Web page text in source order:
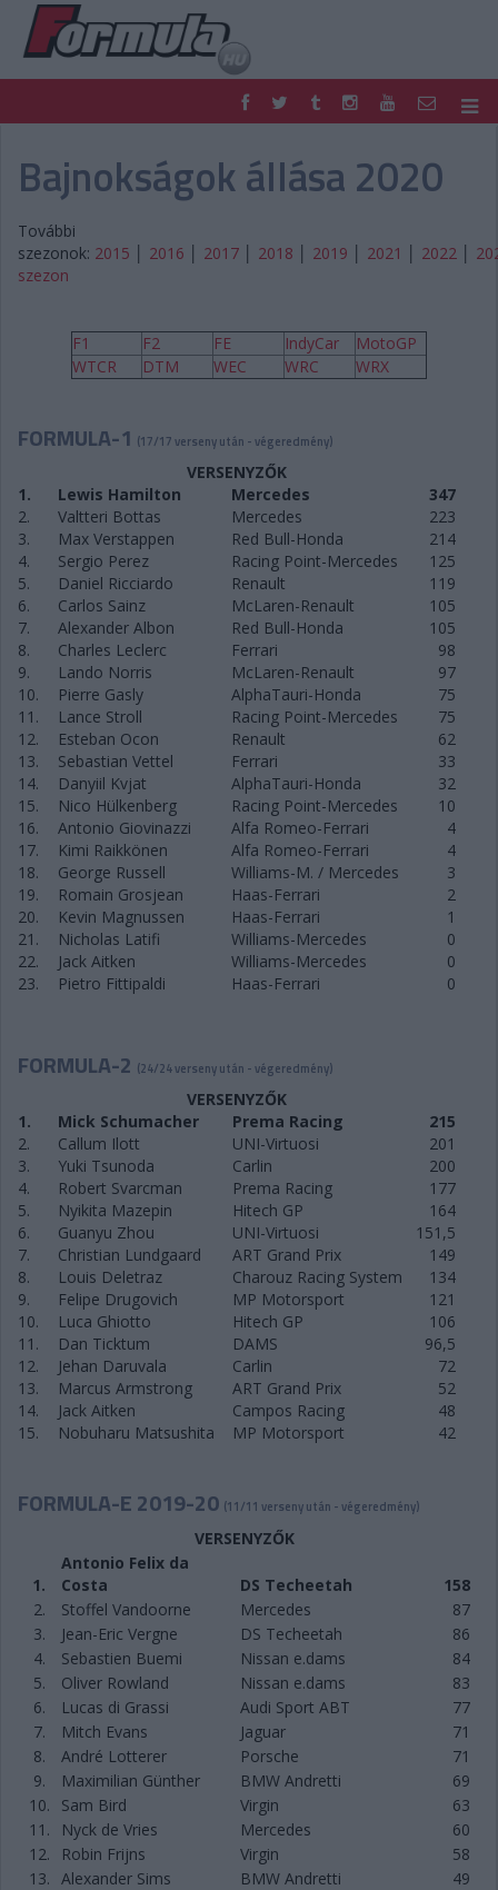
FORMULA
MOTOR
NEMZETKÖZI
RETRO
PODCAST
SHOP
LIVE
VERSENYNAPTÁRAK
Bajnokságok állása 2020
További
szezonok: 2015 2016 2017 2018 2019 2021 2022
szezon
F1 F2 FE IndyCar
MotoGP
WTCR
DTM WEC WRC WRX
FORMULA-1 (17/17 verseny után - végeredmény)
VERSENYZŐK
1.
Lewis Hamilton Mercedes
347
2.
Valtteri Bottas Mercedes
223
3.
Max Verstappen Red Bull-Honda
214
4.
Sergio Perez Racing Point-Mercedes
125
5.
Daniel Ricciardo Renault
119
6.
Carlos Sainz McLaren-Renault
105
7.
Alexander Albon Red Bull-Honda
105
8.
Charles Leclerc Ferrari
98
9.
Lando Norris McLaren-Renault
97
10.
Pierre Gasly AlphaTauri-Honda
75
11.
Lance Stroll Racing Point-Mercedes
75
12.
Esteban Ocon Renault
62
13.
Sebastian Vettel Ferrari
33
14.
Danyiil Kvjat AlphaTauri-Honda
32
15.
Nico Hülkenberg Racing Point-Mercedes
10
16.
Antonio Giovinazzi Alfa Romeo-Ferrari
4
17.
Kimi Raikkönen Alfa Romeo-Ferrari
4
18.
George Russell Williams-M. / Mercedes
3
19.
Romain Grosjean Haas-Ferrari
2
20.
Kevin Magnussen Haas-Ferrari
1
21.
Nicholas Latifi Williams-Mercedes
0
22.
Jack Aitken Williams-Mercedes
0
23.
Pietro Fittipaldi Haas-Ferrari 0
FORMULA-2 (24/24 verseny után - végeredmény)
VERSENYZŐK
1.
Mick Schumacher Prema Racing
215
2.
Callum Ilott UNI-Virtuosi
201
3.
Yuki Tsunoda Carlin
200
4.
Robert Svarcman Prema Racing
177
5.
Nyikita Mazepin Hitech GP
164
6.
Guanyu Zhou UNI-Virtuosi
151,5
7.
Christian Lundgaard ART Grand Prix
149
8.
Louis Deletraz Charouz Racing System
134
9.
Felipe Drugovich MP Motorsport
121
10.
Luca Ghiotto Hitech GP
106
11.
Dan Ticktum DAMS
96,5
12.
Jehan Daruvala Carlin
72
13.
Marcus Armstrong ART Grand Prix
52
14.
Jack Aitken Campos Racing
48
15.
Nobuharu Matsushita MP Motorsport 42
FORMULA-E 2019-20 (11/11 verseny után - végeredmény)
VERSENYZŐK
1.
Antonio Felix da
Costa
DS Techeetah
158
2.
Stoffel Vandoorne Mercedes
87
3.
Jean-Eric Vergne DS Techeetah
86
4.
Sebastien Buemi Nissan e.dams
84
5.
Oliver Rowland Nissan e.dams
83
6.
Lucas di Grassi Audi Sport ABT
77
7.
Mitch Evans Jaguar
71
8.
André Lotterer Porsche
71
9.
Maximilian Günther BMW Andretti
69
10.
Sam Bird Virgin
63
11.
Nyck de Vries Mercedes
60
12.
Robin Frijns Virgin
58
13. Alexander Sims BMW Andretti
49